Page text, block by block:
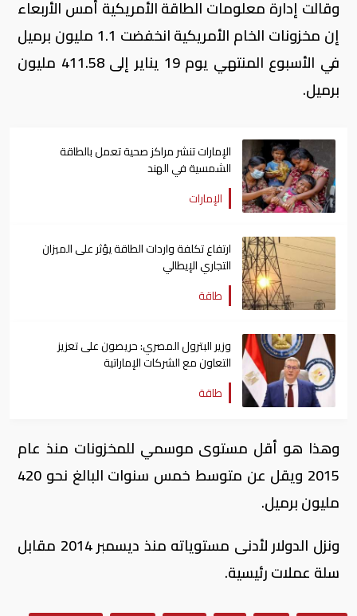
وقالت إدارة معلومات الطاقة الأمريكية أمس الأربعاء
إن مخزونات الخام الأمريكية انخفضت 1.1 مليون برميل
في الأسبوع المنتهي يوم 19 يناير إلى 411.58 مليون
برميل.
الإمارات تنشر مراكز صحية تعمل بالطاقة
الشمسية في الهند
الإمارات
ارتفاع تكلفة واردات الطاقة يؤثر على الميزان
التجاري الإيطالي
طاقة
وزير البترول المصري: حريصون على تعزيز
التعاون مع الشركات الإماراتية
طاقة
وهذا هو أقل مستوى موسمي للمخزونات منذ عام
2015 ويقل عن متوسط خمس سنوات البالغ نحو 420
مليون برميل.
ونزل الدولار لأدنى مستوياته منذ ديسمبر 2014 مقابل
سلة عملات رئيسية.